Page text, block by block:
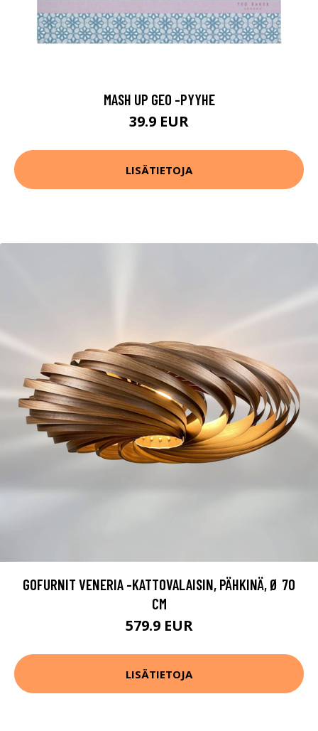
MASH UP GEO -PYYHE
39.9 EUR
LISÄTIETOJA
GOFURNIT VENERIA -KATTOVALAISIN, PÄHKINÄ, Ø 70
CM
579.9 EUR
LISÄTIETOJA